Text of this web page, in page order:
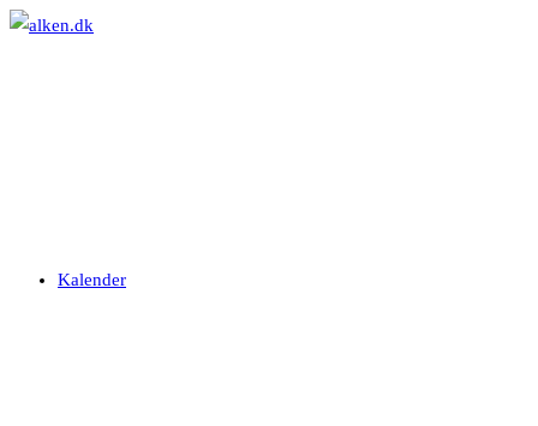
Skip
Kalender